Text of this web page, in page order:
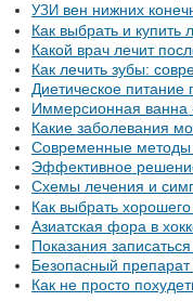
УЗИ вен нижних
Как выбрать и купить
Какой врач лечит
Как лечить зубы:
Диетическое питание
Иммерсионная ванна
Какие заболевания
Современные методы
Эффективное
Схемы лечения и
Как выбрать
Азиатская фора в
Показания
Безопасный
Как не просто